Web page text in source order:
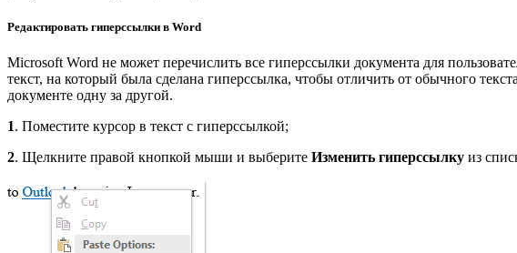
Редактировать гиперссылки в Word
Microsoft Word не может перечислить все гиперссылки документа для
текст, на который была сделана гиперссылка, чтобы отличить от обычного
документе одну за другой.
1. Поместите курсор в текст с гиперссылкой;
2. Щелкните правой кнопкой мыши и выберите Изменить гиперссылку из